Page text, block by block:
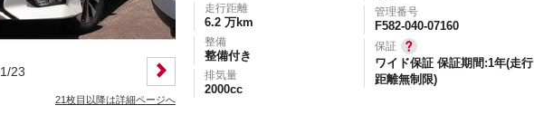
1/23
21枚目以降は詳細ページへ
走行距離
6.2 万km
整備
整備付き
排気量
2000cc
管理番号
F582-040-07160
保証
ワイド保証 保証期間:1年(走行
距離無制限)